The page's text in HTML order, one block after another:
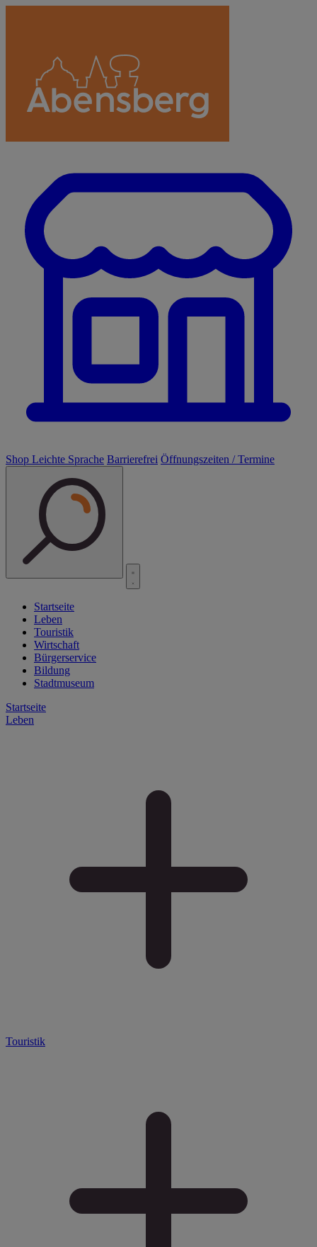
Shop Leichte Sprache Barrierefrei Öffnungszeiten / Termine
Startseite
Leben
Touristik
Wirtschaft
Bürgerservice
Bildung
Stadtmuseum
Startseite
Leben
Touristik